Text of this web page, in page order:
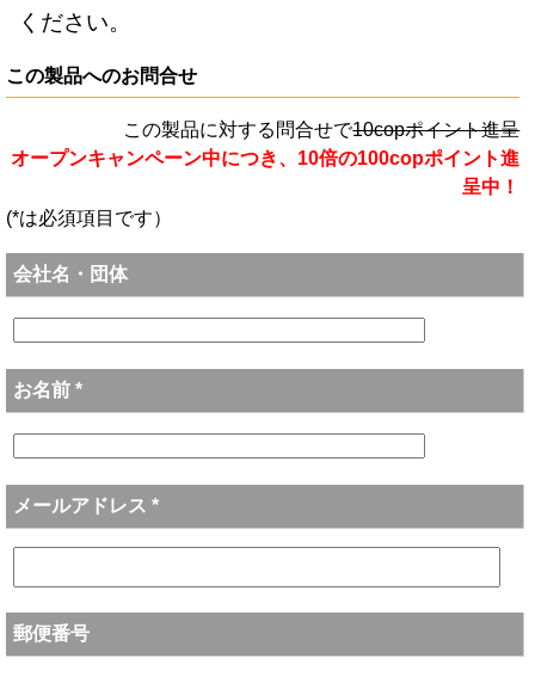
ください。
この製品へのお問合せ
この製品に対する問合せで10copポイント進呈
オープンキャンペーン中につき、10倍の100copポイント進
呈中！
(*は必須項目です）
会社名・団体
お名前 *
メールアドレス *
郵便番号